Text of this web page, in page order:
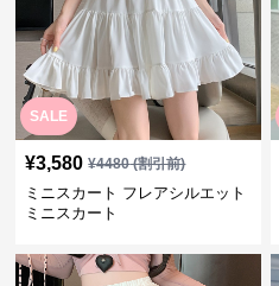
SALE
¥3,580 ¥4480(割引前)
ミニスカート フレアシルエット
ミニスカート